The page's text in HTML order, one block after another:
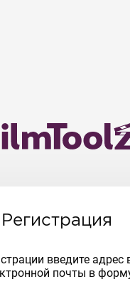
Регистрация
введите адрес
почты в